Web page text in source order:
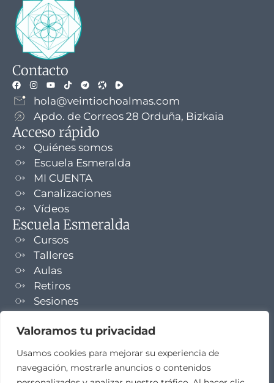
Valoramos tu privacidad
Usamos cookies para mejorar su experiencia de
navegación, mostrarle anuncios o contenidos
Contacto
hola@veintiochoalmas.com
Apdo. de Correos 28 Orduña, Bizkaia
Acceso rápido
Quiénes somos
Escuela Esmeralda
MI CUENTA
Canalizaciones
Vídeos
Escuela Esmeralda
Cursos
Talleres
Aulas
Retiros
Sesiones
NEWSLETTER
TELEGRAM